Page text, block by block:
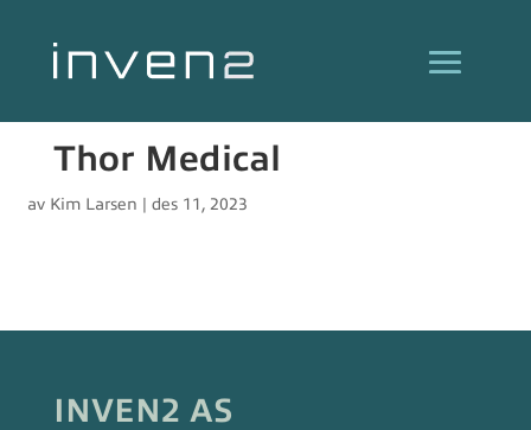
Thor Medical
av Kim Larsen des 11, 2023
INVEN2 AS